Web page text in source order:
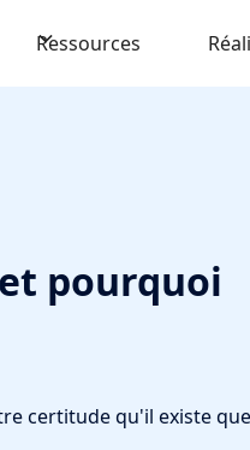
Ressources
pourquoi
certitude qu'il existe